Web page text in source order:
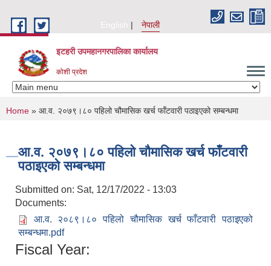
English
नेपाली
इटहरी उपमहानगरपालिका कार्यालय
कोशी प्रदेश
You are here
Home » आ.व. २०७९।८० पहिलो चौमासिक खर्च फाँटवारी पठाइएको सम्बन्धमा
आ.व. २०७९।८० पहिलो चौमासिक खर्च फाँटवारी
पठाइएको सम्बन्धमा
Submitted on: Sat, 12/17/2022 - 13:03
Documents:
आ.व. २०८९।८० पहिलो चौमासिक खर्च फाँटवारी पठाइएको
सम्बन्धमा.pdf
Fiscal Year: